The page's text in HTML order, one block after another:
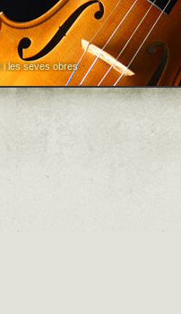
i les seves obres